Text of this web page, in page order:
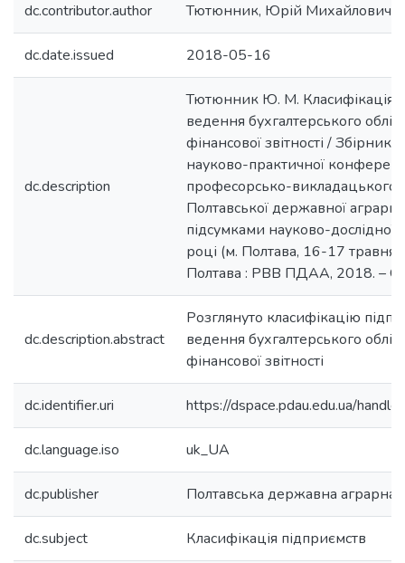
dc.contributor.author Тютюнник, Юрій Михайлович
dc.date.issued 2018-05-16
dc.description
Тютюнник Ю. М. Класифікація
ведення бухгалтерського
фінансової звітності /
науково-практичної
професорсько-викладацького
Полтавської державної
підсумками науково-
році (м. Полтава, 16-17 травня
Полтава : РВВ ПДАА, 2018. –
dc.description.abstract
Розглянуто класифікацію
ведення бухгалтерського
фінансової звітності
dc.identifier.uri https://dspace.pdau.edu.ua/
dc.language.iso uk_UA
dc.publisher Полтавська державна аграрна
dc.subject Класифікація підприємств